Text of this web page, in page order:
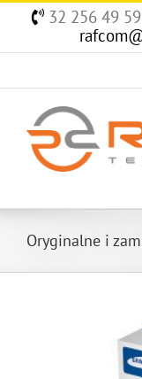
Skip
32 256 49 59
Oryginalne i